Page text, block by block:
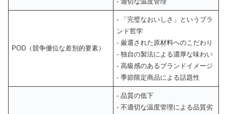
POD（競争優位な差別的要素）
- 「完璧なおいしさ」というブラ
ンド哲学
- 厳選された原材料へのこだわり
- 独自の製法による濃厚な味わい
- 高級感のあるブランドイメージ
- 季節限定商品による話題性
- 品質の低下
- 不適切な温度管理による品質劣